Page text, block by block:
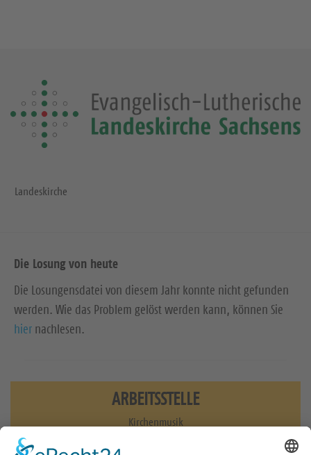
Landeskirche
Die Losung von heute
Die Losungensdatei von diesem Jahr konnte nicht gefunden
werden. Wie das Problem gelöst werden kann, können Sie
hier nachlesen.
ARBEITSSTELLE
Kirchenmusik